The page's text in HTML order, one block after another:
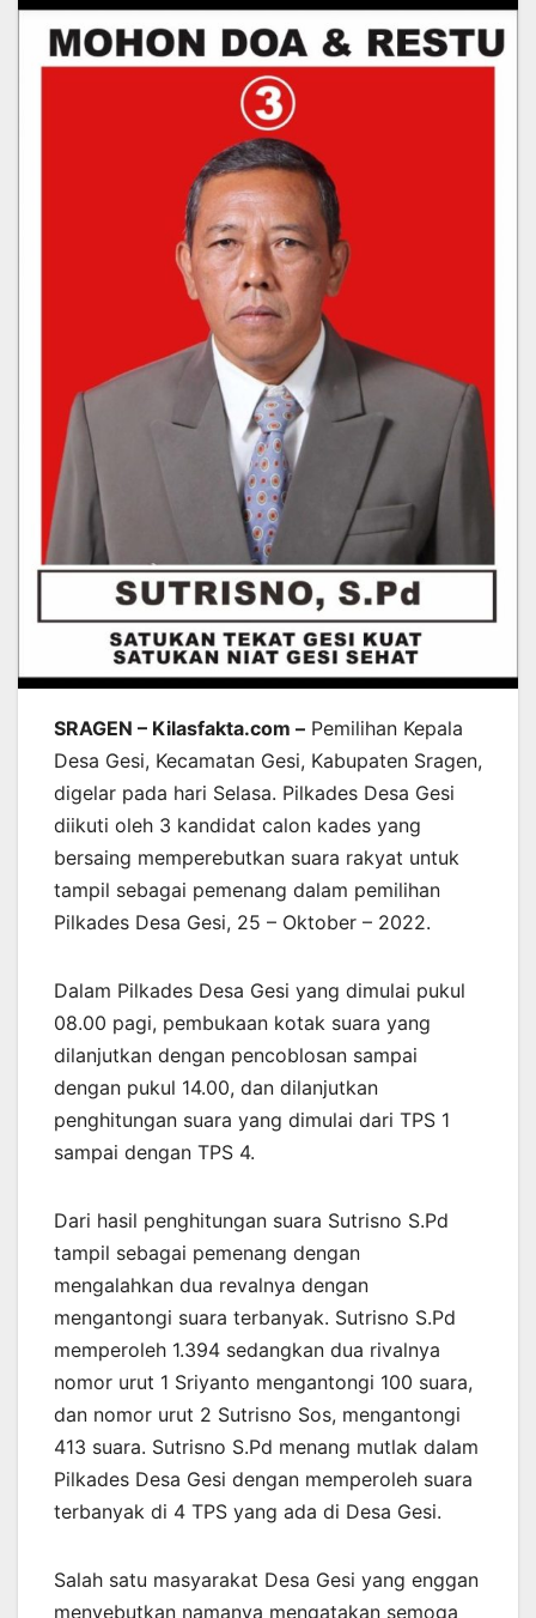
SRAGEN – Kilasfakta.com – Pemilihan Kepala
Desa Gesi, Kecamatan Gesi, Kabupaten Sragen,
digelar pada hari Selasa. Pilkades Desa Gesi
diikuti oleh 3 kandidat calon kades yang
bersaing memperebutkan suara rakyat untuk
tampil sebagai pemenang dalam pemilihan
Pilkades Desa Gesi, 25 – Oktober – 2022.
Dalam Pilkades Desa Gesi yang dimulai pukul
08.00 pagi, pembukaan kotak suara yang
dilanjutkan dengan pencoblosan sampai
dengan pukul 14.00, dan dilanjutkan
penghitungan suara yang dimulai dari TPS 1
sampai dengan TPS 4.
Dari hasil penghitungan suara Sutrisno S.Pd
tampil sebagai pemenang dengan
mengalahkan dua revalnya dengan
mengantongi suara terbanyak. Sutrisno S.Pd
memperoleh 1.394 sedangkan dua rivalnya
nomor urut 1 Sriyanto mengantongi 100 suara,
dan nomor urut 2 Sutrisno Sos, mengantongi
413 suara. Sutrisno S.Pd menang mutlak dalam
Pilkades Desa Gesi dengan memperoleh suara
terbanyak di 4 TPS yang ada di Desa Gesi.
Salah satu masyarakat Desa Gesi yang enggan
menyebutkan namanya mengatakan semoga